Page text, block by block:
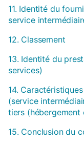
11. Identité du
service
12. Classement
13. Identité du
services)
14.
(service
tiers (hébergement
15. Conclusion du